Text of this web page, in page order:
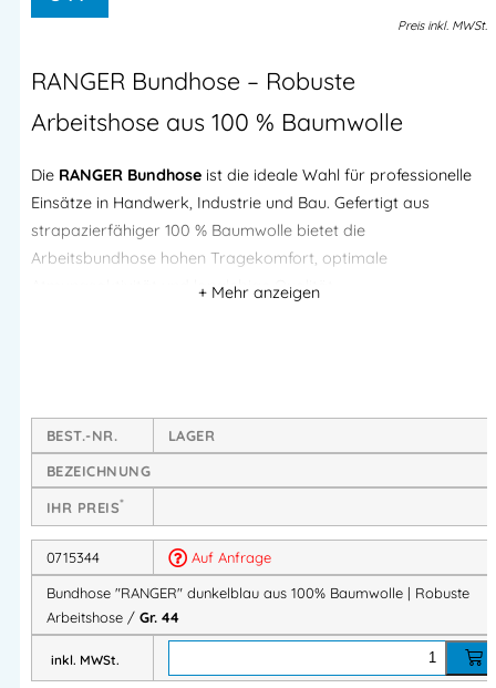
Preis inkl. MWSt.
RANGER Bundhose – Robuste
Arbeitshose aus 100 % Baumwolle
Die RANGER Bundhose ist die ideale Wahl für professionelle
Einsätze in Handwerk, Industrie und Bau. Gefertigt aus
strapazierfähiger 100 % Baumwolle bietet die
Arbeitsbundhose hohen Tragekomfort, optimale
Atmungsaktivität und langlebige Qualität.
Hoher Tragekomfort aus 100 % Baumwolle
Hautfreundliches Naturmaterial
Atmungsaktiv und angenehm zu tragen
Komfortabel auch bei langen Arbeitseinsätzen
Ideal für den täglichen Einsatz auf Baustelle, Werkstatt
und Industrie.
BEST.-NR.
LAGER
BEZEICHNUNG
IHR PREIS*
0715344
Auf Anfrage
Bundhose "RANGER" dunkelblau aus 100% Baumwolle | Robuste
Arbeitshose / Gr. 44
inkl. MWSt.